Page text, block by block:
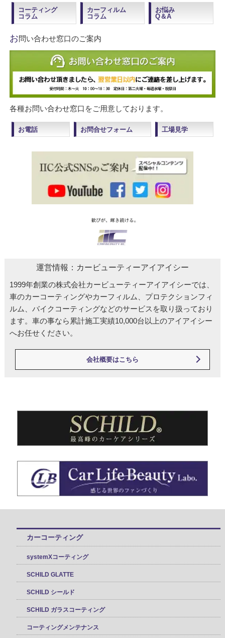
コーティング
コラム
カーフィルム
コラム
お悩み
Q＆A
お問い合わせ窓口のご案内
各種お問い合わせ窓口をご用意しております。
お電話 お問合せフォーム 工場見学
運営情報：カービューティーアイアイシー
1999年創業の株式会社カービューティーアイアイシーでは、
車のカーコーティングやカーフィルム、プロテクションフィ
ルム、バイクコーティングなどのサービスを取り扱っており
ます。車の事なら累計施工実績10,000台以上のアイアイシー
へお任せください。
会社概要はこちら
カーコーティング
systemXコーティング
SCHILD GLATTE
SCHILD シールド
SCHILD ガラスコーティング
コーティングメンテナンス